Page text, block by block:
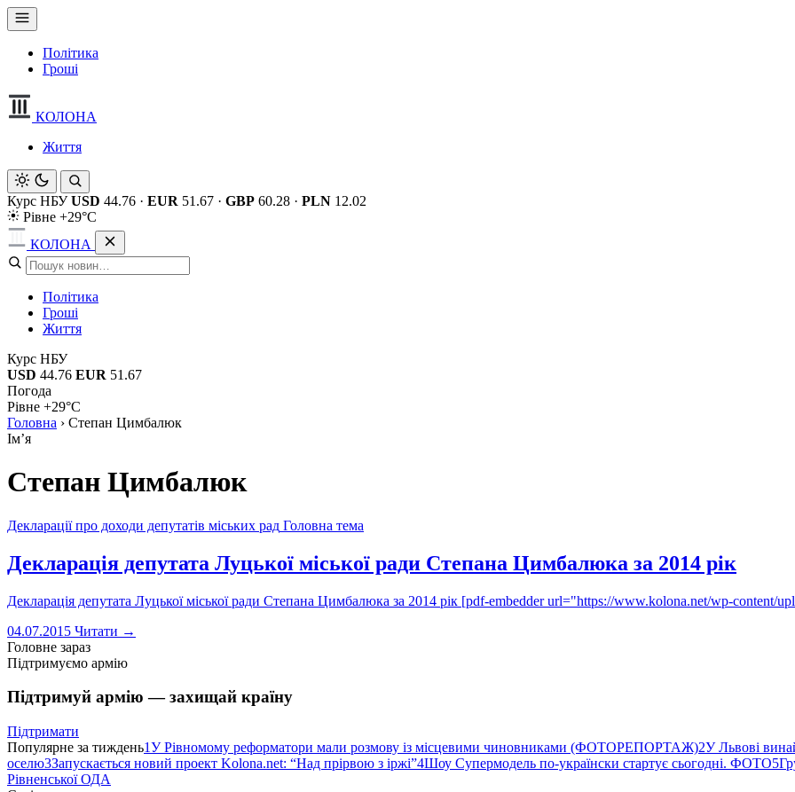
Політика
Гроші
КОЛОНА
Життя
Курс НБУ USD 44.76 · EUR 51.67 · GBP 60.28 · PLN 12.02
Рівне +29°C
КОЛОНА
Політика
Гроші
Життя
Курс НБУ
USD 44.76 EUR 51.67
Погода
Рівне +29°C
Головна › Степан Цимбалюк
Імʼя
Степан Цимбалюк
Декларації про доходи депутатів міських рад Головна тема
Декларація депутата Луцької міської ради Степана Цимбалюка за 2014 рік
Декларація депутата Луцької міської ради Степана Цимбалюка за 2014 рік [pdf-embedder url="https://www.kolona.net/wp-
04.07.2015 Читати →
Головне зараз
Підтримуємо армію
Підтримуй армію — захищай країну
Підтримати
Популярне за тиждень1У Рівномому реформатори мали розмову із місцевими чиновниками (ФОТОРЕПОРТАЖ)2У Львові
оселю3Запускається новий проект Kolona.net: “Над прірвою з іржі”4Шоу Супермодель по-українски стартує сьогодні. ФОТО5
Рівненської ОДА